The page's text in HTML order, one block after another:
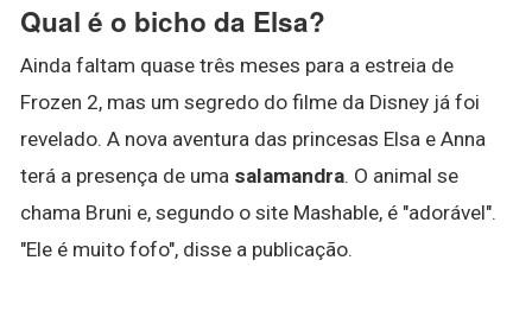
Qual é o bicho da Elsa?
Ainda faltam quase três meses para a estreia de
Frozen 2, mas um segredo do filme da Disney já foi
revelado. A nova aventura das princesas Elsa e Anna
terá a presença de uma salamandra. O animal se
chama Bruni e, segundo o site Mashable, é "adorável".
"Ele é muito fofo", disse a publicação.